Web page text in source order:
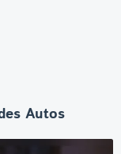
Autos